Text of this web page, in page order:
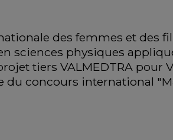
des femmes et des
sciences physiques
tiers VALMEDTRA pour
concours international